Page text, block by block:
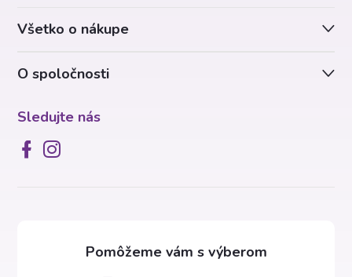
O spoločnosti
Sledujte nás
Všetko o nákupe